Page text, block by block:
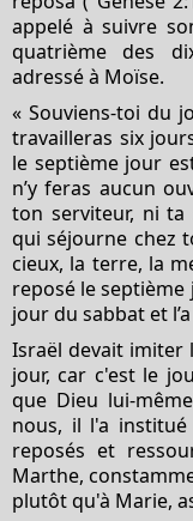
appelé à suivre
quatrième des
adressé à Moïse.
« Souviens-toi du
travailleras six
le septième jour
n’y feras aucun
ton serviteur, ni ta
qui séjourne chez
cieux, la terre, la
reposé le septième
jour du sabbat et
Israël devait imiter
jour, car c'est le
que Dieu lui-
nous, il l'a
reposés et
Marthe,
plutôt qu'à Marie,